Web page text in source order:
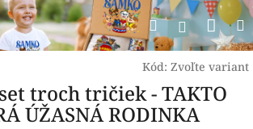
Hľadať
Kód: Zvoľte variant
troch tričiek - TAKTO
ÚŽASNÁ RODINKA